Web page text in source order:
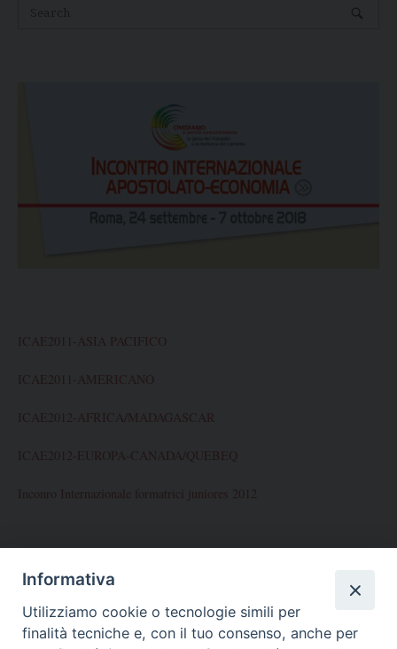
ICAE2011-ASIA PACIFICO
ICAE2011-AMERICANO
ICAE2012-AFRICA/MADAGASCAR
ICAE2012-EUROPA-CANADA/QUEBEQ
Inconro Internazionale formatrici juniores 2012
ARCHIVES
Novembre 2012
Informativa
Utilizziamo cookie o tecnologie simili per
finalità tecniche e, con il tuo consenso, anche per